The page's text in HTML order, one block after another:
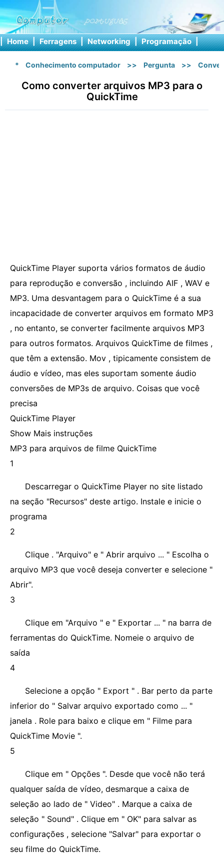
| Home | Ferragens | Networking | Programação |
* Conhecimento computador >> Pergunta >>
Como converter arquivos MP3 para o
QuickTime
QuickTime Player suporta vários formatos de áudio
para reprodução e conversão , incluindo AIF , WAV e
MP3. Uma desvantagem para o QuickTime é a sua
incapacidade de converter arquivos em formato MP3
, no entanto, se converter facilmente arquivos MP3
para outros formatos. Arquivos QuickTime de filmes ,
que têm a extensão. Mov , tipicamente consistem de
áudio e vídeo, mas eles suportam somente áudio
conversões de MP3s de arquivo. Coisas que você
precisa
QuickTime Player
Show Mais instruções
MP3 para arquivos de filme QuickTime
1
Descarregar o QuickTime Player no site listado
na seção "Recursos" deste artigo. Instale e inicie o
programa
2
Clique . "Arquivo" e " Abrir arquivo ... " Escolha o
arquivo MP3 que você deseja converter e selecione "
Abrir".
3
Clique em "Arquivo " e " Exportar ... " na barra de
ferramentas do QuickTime. Nomeie o arquivo de
saída
4
Selecione a opção " Export " . Bar perto da parte
inferior do " Salvar arquivo exportado como ... "
janela . Role para baixo e clique em " Filme para
QuickTime Movie ".
5
Clique em " Opções ". Desde que você não terá
qualquer saída de vídeo, desmarque a caixa de
seleção ao lado de " Video" . Marque a caixa de
seleção " Sound" . Clique em " OK" para salvar as
configurações , selecione "Salvar" para exportar o
seu filme do QuickTime.